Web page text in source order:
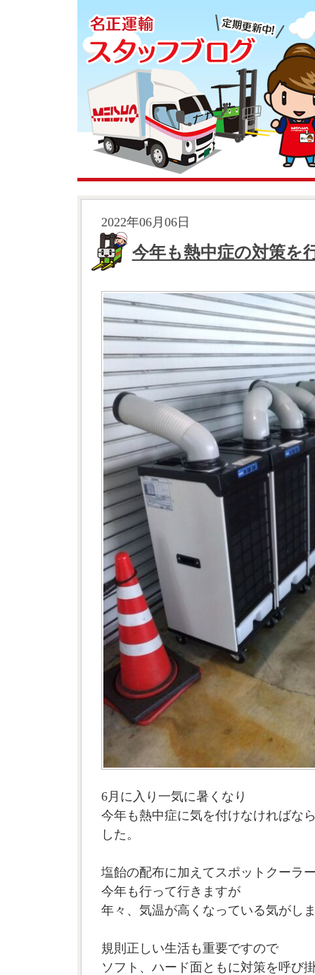
2022年06月06日
今年も熱中症の対策を
6月に入り一気に暑くなり
今年も熱中症に気を付けなければな
した。
塩飴の配布に加えてスポットクーラ
今年も行って行きますが
年々、気温が高くなっている気がし
規則正しい生活も重要ですので
ソフト、ハード面ともに対策を呼び